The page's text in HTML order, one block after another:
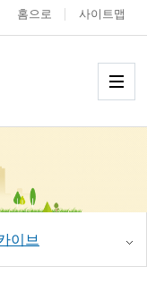
도 도시재
홈으로 사이트맵
이브